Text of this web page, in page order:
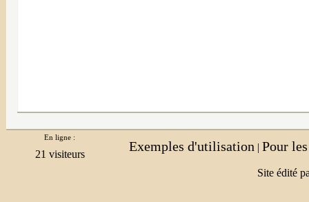
En ligne :
Exemples d'utilisation | Pour
Site édité